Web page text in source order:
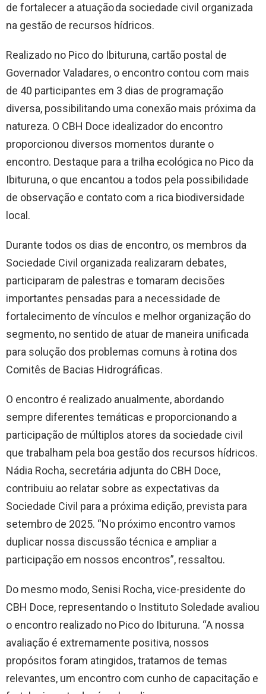
de fortalecer a atuação da sociedade civil organizada
na gestão de recursos hídricos.
Realizado no Pico do Ibituruna, cartão postal de
Governador Valadares, o encontro contou com mais
de 40 participantes em 3 dias de programação
diversa, possibilitando uma conexão mais próxima da
natureza. O CBH Doce idealizador do encontro
proporcionou diversos momentos durante o
encontro. Destaque para a trilha ecológica no Pico da
Ibituruna, o que encantou a todos pela possibilidade
de observação e contato com a rica biodiversidade
local.
Durante todos os dias de encontro, os membros da
Sociedade Civil organizada realizaram debates,
participaram de palestras e tomaram decisões
importantes pensadas para a necessidade de
fortalecimento de vínculos e melhor organização do
segmento, no sentido de atuar de maneira unificada
para solução dos problemas comuns à rotina dos
Comitês de Bacias Hidrográficas.
O encontro é realizado anualmente, abordando
sempre diferentes temáticas e proporcionando a
participação de múltiplos atores da sociedade civil
que trabalham pela boa gestão dos recursos hídricos.
Nádia Rocha, secretária adjunta do CBH Doce,
contribuiu ao relatar sobre as expectativas da
Sociedade Civil para a próxima edição, prevista para
setembro de 2025. “No próximo encontro vamos
duplicar nossa discussão técnica e ampliar a
participação em nossos encontros”, ressaltou.
Do mesmo modo, Senisi Rocha, vice-presidente do
CBH Doce, representando o Instituto Soledade avaliou
o encontro realizado no Pico do Ibituruna. “A nossa
avaliação é extremamente positiva, nossos
propósitos foram atingidos, tratamos de temas
relevantes, um encontro com cunho de capacitação e